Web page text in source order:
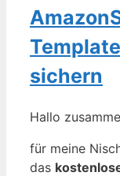
sichern
Hallo
für meine
das